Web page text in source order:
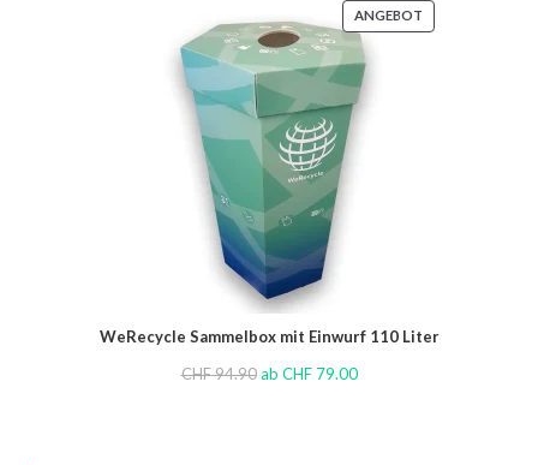
ANGEBOT
WeRecycle Sammelbox mit Einwurf 110 Liter
CHF94.90 ab CHF79.00